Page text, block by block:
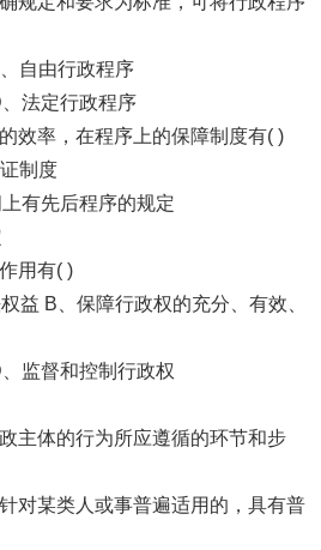
自由行政程序
法定行政程序
效率，在程序上的保障制度有( )
制度
有先后程序的规定
用有( )
益 B、保障行政权的充分、有效、
监督和控制行政权
主体的行为所应遵循的环节和步
对某类人或事普遍适用的，具有普